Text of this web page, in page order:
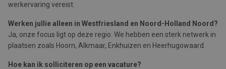
werkervaring vereist.
Werken jullie alleen in Westfriesland en Noord-Holland Noord?
Ja, onze focus ligt op deze regio. We hebben een sterk netwerk in
plaatsen zoals Hoorn, Alkmaar, Enkhuizen en Heerhugowaard.
Hoe kan ik solliciteren op een vacature?